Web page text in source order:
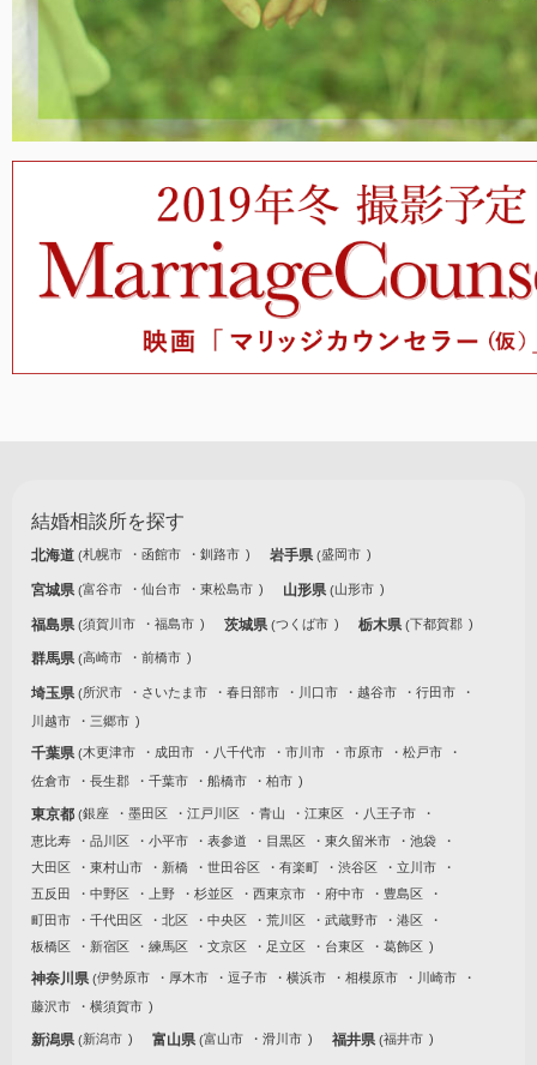
結婚相談所を探す
北海道 札幌市 函館市 釧路市 岩手県 盛岡市
宮城県 富谷市 仙台市 東松島市 山形県 山形市
福島県 須賀川市 福島市 茨城県 つくば市 栃木県 下都賀郡
群馬県 高崎市 前橋市
埼玉県 所沢市 さいたま市 春日部市 川口市 越谷市
行田市
川越市
三郷市
千葉県 木更津市 成田市 八千代市 市川市 市原市
松戸市
佐倉市
長生郡 千葉市 船橋市 柏市
東京都 銀座 墨田区 江戸川区 青山 江東区
八王子市
恵比寿
品川区 小平市 表参道 目黒区 東久留米市
池袋
大田区
東村山市 新橋 世田谷区 有楽町 渋谷区
立川市
五反田
中野区 上野 杉並区 西東京市 府中市
豊島区
町田市
千代田区 北区 中央区 荒川区 武蔵野市
港区
板橋区
新宿区 練馬区 文京区 足立区 台東区 葛飾区
神奈川県 伊勢原市 厚木市 逗子市 横浜市 相模原市
川崎市
藤沢市
横須賀市
新潟県 新潟市 富山県 富山市 滑川市 福井県 福井市